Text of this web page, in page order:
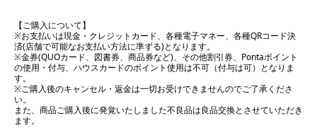
【ご購入について】
※お支払いは現金・クレジットカード、各種電子マネー、各種QRコード決
済(店舗で可能なお支払い方法に準ずる)となります。
※金券(QUOカード、図書券、商品券など)、その他割引券、Pontaポイント
の使用・付与、ハウスカードのポイント使用は不可（付与は可）となりま
す。
※ご購入後のキャンセル・返金は一切お受けできませんのでご了承くださ
い。
また、商品ご購入後に発覚いたしました不良品は良品交換とさせていただき
ます。